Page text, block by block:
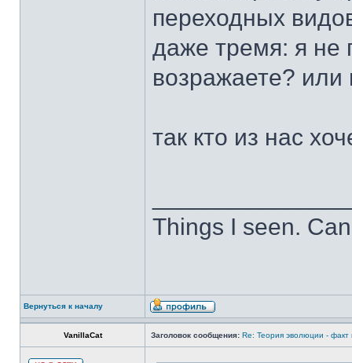
переходных
даже тремя: я не
возражаете? или
так кто из нас
Things I seen.
Вернуться к началу
VanillaCat Заголовок сообщения: Re: Теория эволюции -